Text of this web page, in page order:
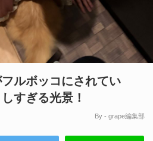
フルボッコにされてい
すぎる光景！
By - grape編集部